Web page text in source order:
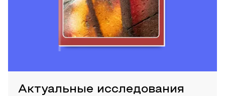
Актуальные исследования